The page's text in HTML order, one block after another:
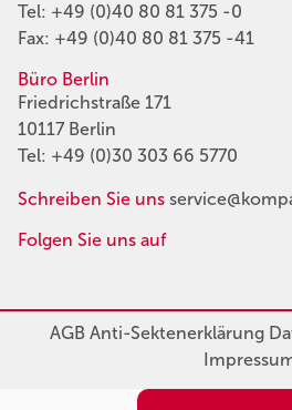
Tel: +49 (0)40 80 81 375 -0
Fax: +49 (0)40 80 81 375 -41
Büro Berlin
Friedrichstraße 171
10117 Berlin
Tel: +49 (0)30 303 66 5770
Schreiben Sie uns
Folgen Sie uns auf
AGBAnti-Sektenerklärung